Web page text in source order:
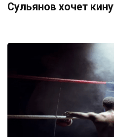
Сульянов хочет